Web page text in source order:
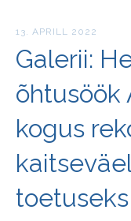
13. APRILL 2022
Galerii:
õhtusöök
kogus
toetuseks